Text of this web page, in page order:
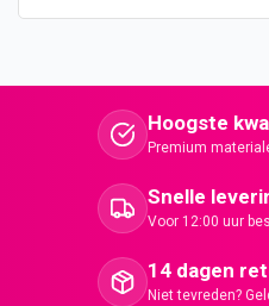
Hoogste
Premium
Snelle
Voor 12:00 uur
14 dagen
Niet tevreden?